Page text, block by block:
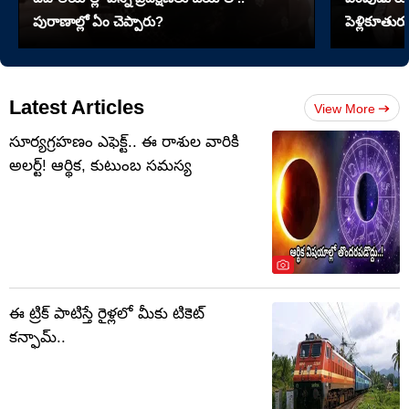
పురాణాల్లో ఏం చెప్పారు?
పెళ్లికూతురు
Latest Articles View More
సూర్యగ్రహణం ఎఫెక్ట్.. ఈ రాశుల వారికి
అలర్ట్! ఆర్థిక, కుటుంబ సమస్య
ఈ ట్రిక్ పాటిస్తే రైళ్లలో మీకు టికెట్
కన్ఫామ్..